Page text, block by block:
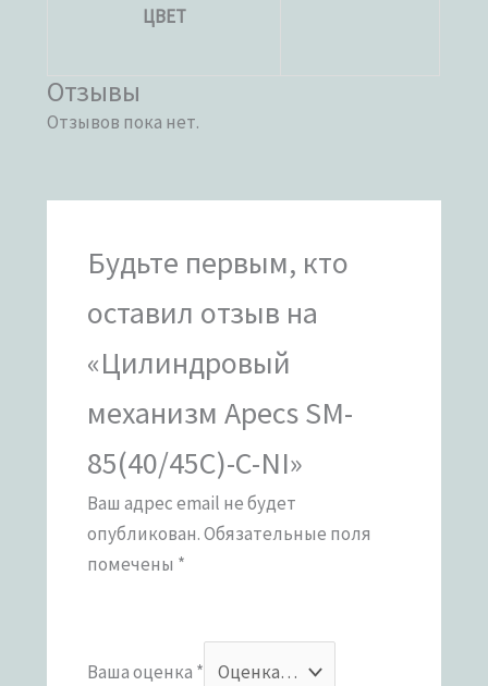
ЦВЕТ
Отзывы
Отзывов пока нет.
Будьте первым, кто
оставил отзыв на
«Цилиндровый
механизм Apecs SM-
85(40/45C)-C-NI»
Ваш адрес email не будет
опубликован.Обязательные поля
помечены *
Ваша оценка *